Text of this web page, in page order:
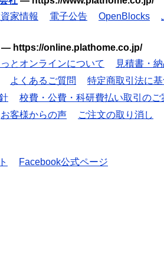
家情報 電子公告 OpenBlocks
— https://online.plathome.co.jp/
とオンラインについて
見積書・
よくあるご質問
特定商取引法に
校費・公費・科研費払い取引のご
お客様からの声 ご注文の取り消し
Facebook公式ページ